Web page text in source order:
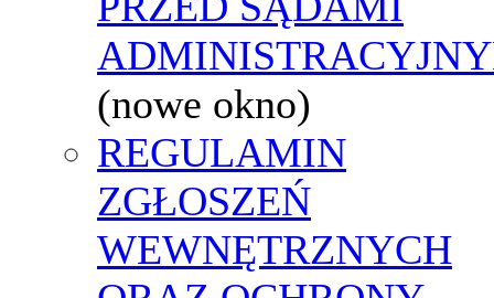
(nowe okno)
REGULAMIN
ZGŁOSZEŃ
WEWNĘTRZNYCH